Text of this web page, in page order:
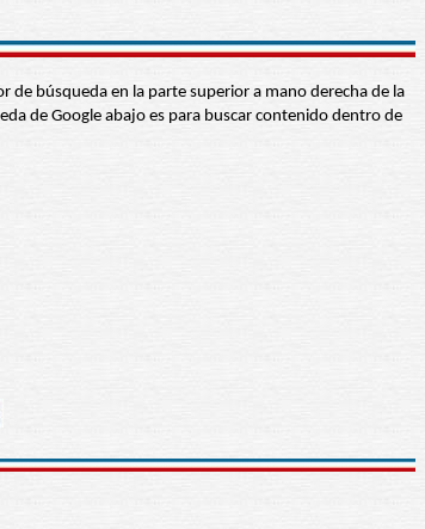
de búsqueda en la parte superior a mano derecha de la
de Google abajo es para buscar contenido dentro de